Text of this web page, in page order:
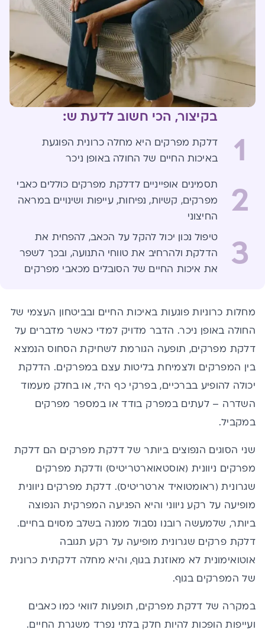
בקיצור, הכי חשוב לדעת ש:
1
דלקת מפרקים היא מחלה כרונית הפוגעת
באיכות החיים של החולה באופן ניכר
2
תסמינים אופייניים לדלקת מפרקים כוללים כאבי
מפרקים, קשיות, נפיחות, עייפות ושינויים במראה
החיצוני
3
טיפול נכון יכול להקל על הכאב, להפחית את
הדלקת ולהרחיב את טווחי התנועה, ובכך לשפר
את איכות החיים של הסובלים מכאבי מפרקים
מחלות כרוניות פוגעות באיכות החיים ובביטחון העצמי של
החולה באופן ניכר. הדבר מדויק למדי כאשר מדברים על
דלקת מפרקים, תופעה הגורמת לשחיקת הסחוס הנמצא
בין המפרקים ולצמיחת בליטות עצם במפרקים. הדלקת
יכולה להופיע בברכיים, בפרקי כף היד, או בחלק מעמוד
השדרה – לעתים במפרק בודד או במספר מפרקים
במקביל.
שני הסוגים הנפוצים ביותר של דלקת מפרקים הם דלקת
מפרקים ניוונית (אוסטאוארטריטיס) ודלקת מפרקים
שגרונית (ראומטואיד ארטריטיס). דלקת מפרקים ניוונית
מופיעה על רקע ניווני והיא הפגיעה המפרקית הנפוצה
ביותר, שלמעשה רובנו נסבול ממנה בשלב מסוים בחיים.
דלקת פרקים שגרונית מופיעה על רקע תגובה
אוטואימונית לא מאוזנת בגוף, והיא מחלה דלקתית כרונית
של המפרקים בגוף.
במקרה של דלקת מפרקים, תופעות לוואי כמו כאבים
ועייפות הופכות להיות חלק בלתי נפרד משגרת החיים.